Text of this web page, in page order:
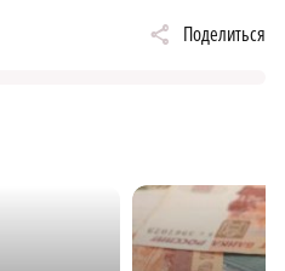
Поделиться